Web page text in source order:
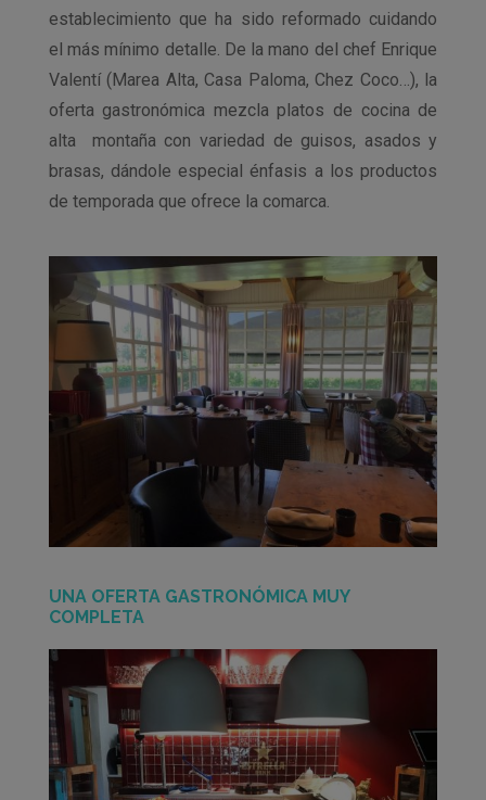
establecimiento que ha sido reformado cuidando
el más mínimo detalle. De la mano del chef Enrique
Valentí (Marea Alta, Casa Paloma, Chez Coco…), la
oferta gastronómica mezcla platos de cocina de
alta montaña con variedad de guisos, asados y
brasas, dándole especial énfasis a los productos
de temporada que ofrece la comarca.
UNA OFERTA GASTRONÓMICA MUY
COMPLETA